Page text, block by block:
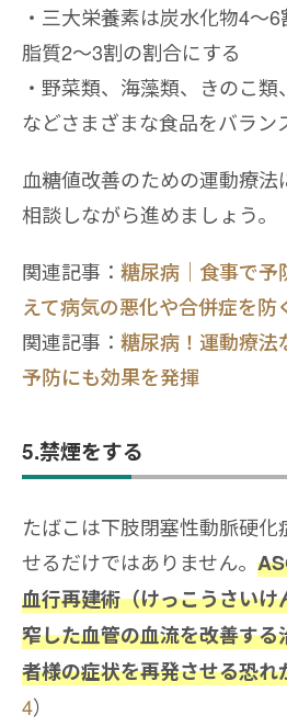
三大栄養素は炭水化物4〜6
脂質2〜3割の割合にする
野菜類、海藻類、きのこ
などさまざまな食品をバラン
血糖値改善のための運動療法
相談しながら進めましょう。
関連記事： 糖尿病｜食事で予
えて病気の悪化や合併症を防
関連記事： 糖尿病！運動療法
予防にも効果を発揮
5.禁煙をする
たばこは下肢閉塞性動脈硬化
せるだけではありません。
血行再建術（けっこうさい
窄した血管の血流を改善す
者様の症状を再発させる恐れ
4）